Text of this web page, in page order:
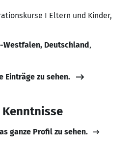
I Eltern und Kinder,
Westfalen, Deutschland,
Einträge zu sehen.
ganze Profil zu sehen.